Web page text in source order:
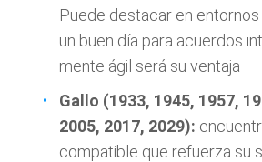
Puede destacar en
un buen día para acuerdos
mente ágil será su ventaja
Gallo (1933, 1945, 1957,
2005, 2017, 2029):
compatible que refuerza su